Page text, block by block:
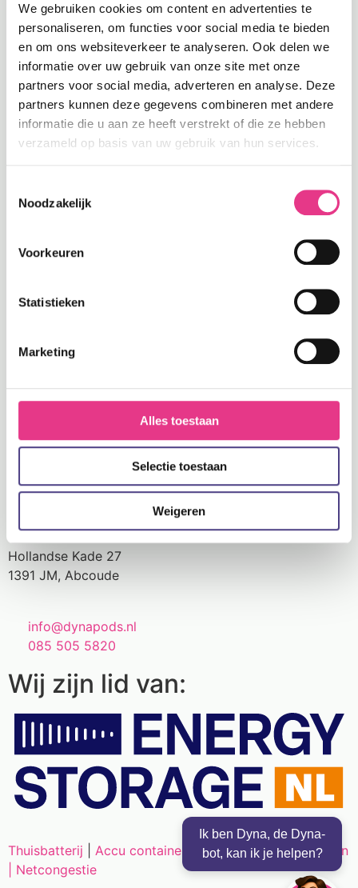
We gebruiken cookies om content en advertenties te
personaliseren, om functies voor social media te bieden
en om ons websiteverkeer te analyseren. Ook delen we
informatie over uw gebruik van onze site met onze
partners voor social media, adverteren en analyse. Deze
partners kunnen deze gegevens combineren met andere
informatie die u aan ze heeft verstrekt of die ze hebben
verzameld op basis van uw gebruik van hun services.
Noodzakelijk
Voorkeuren
Statistieken
Marketing
Alles toestaan
Selectie toestaan
Weigeren
Ik ben Dyna, de Dyna-
bot, kan ik je helpen?
Diensten
Zakelijk
Particulier
Support
Contact
DynaPods
In de media
Contact
Hollandse Kade 27
1391 JM, Abcoude
info@dynapods.nl
085 505 5820
Wij zijn lid van:
Thuisbatterij Accu container
Energie opslag bedrijven
Netcongestie